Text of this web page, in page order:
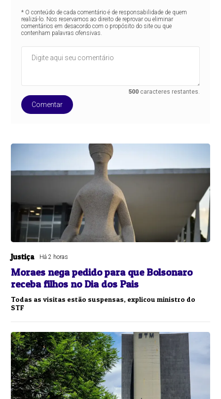
* O conteúdo de cada comentário é de responsabilidade de quem
realizá-lo. Nos reservamos ao direito de reprovar ou eliminar
comentários em desacordo com o propósito do site ou que
contenham palavras ofensivas.
500 caracteres restantes.
Comentar
Justiça Há 2 horas
Moraes nega pedido para que Bolsonaro
receba filhos no Dia dos Pais
Todas as visitas estão suspensas, explicou ministro do
STF